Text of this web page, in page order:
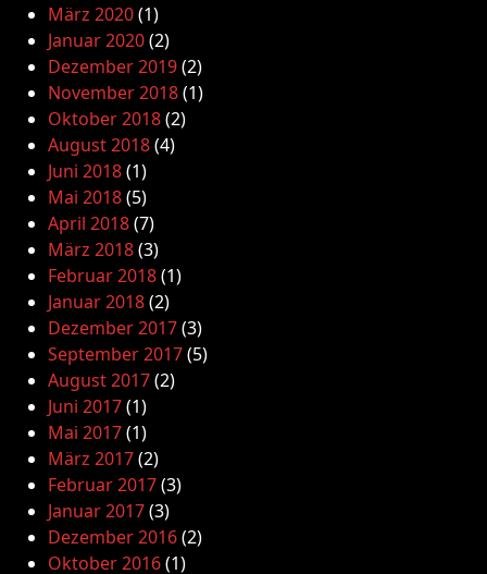
März 2020(1)
Januar 2020(2)
Dezember 2019(2)
November 2018(1)
Oktober 2018(2)
August 2018(4)
Juni 2018(1)
Mai 2018(5)
April 2018(7)
März 2018(3)
Februar 2018(1)
Januar 2018(2)
Dezember 2017(3)
September 2017(5)
August 2017(2)
Juni 2017(1)
Mai 2017(1)
März 2017(2)
Februar 2017(3)
Januar 2017(3)
Dezember 2016(2)
Oktober 2016(1)